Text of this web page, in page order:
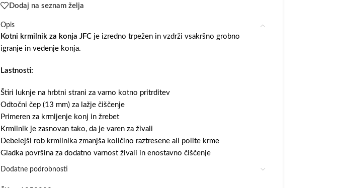
Dodaj na seznam želja
Opis
Kotni krmilnik za konja JFCje izredno trpežen in vzdrži vsakršno grobno
igranje in vedenje konja.
Lastnosti:
Štiri luknje na hrbtni strani za varno kotno pritrditev
Odtočni čep (13 mm) za lažje čiščenje
Primeren za krmljenje konj in žrebet
Krmilnik je zasnovan tako, da je varen za živali
Debelejši rob krmilnika zmanjša količino raztresene ali polite krme
Gladka površina za dodatno varnost živali in enostavno čiščenje
Prostornina 20L
Dodatne podrobnosti